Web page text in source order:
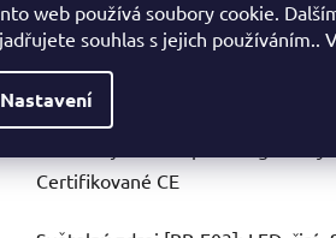
web používá soubory cookie.
souhlas s jejich používáním..
Nastavení
Délky jednotlivých závěsů: 130,
Průhledná plastová kabelová
6x E27 objímky - Max 105W na
Součástí je 6 záslepek a 6
Certifikované CE